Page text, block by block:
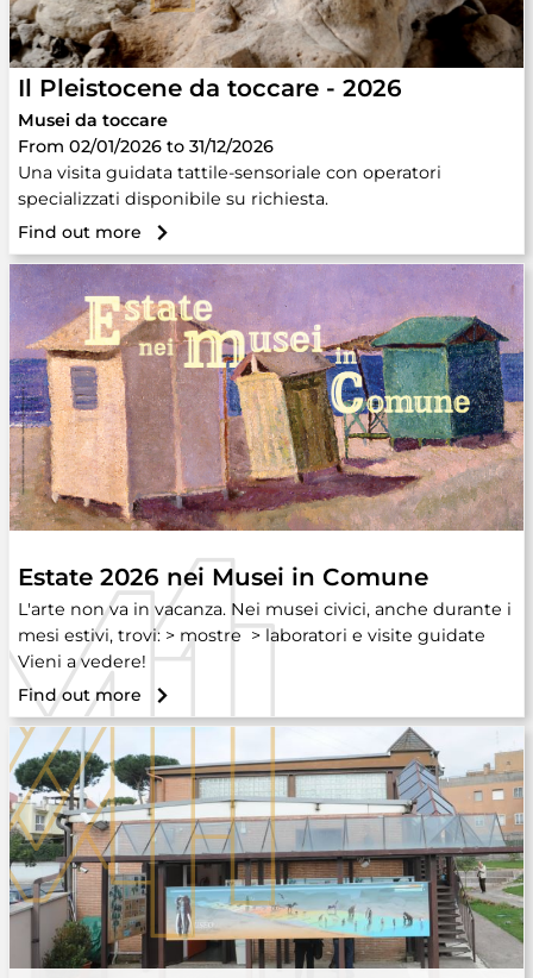
Il Pleistocene da toccare - 2026
Musei da toccare
From 02/01/2026 to 31/12/2026
Una visita guidata tattile-sensoriale con operatori
specializzati disponibile su richiesta.
Find out more
Estate 2026 nei Musei in Comune
L'arte non va in vacanza. Nei musei civici, anche durante i
mesi estivi, trovi: > mostre > laboratori e visite guidate
Vieni a vedere!
Find out more